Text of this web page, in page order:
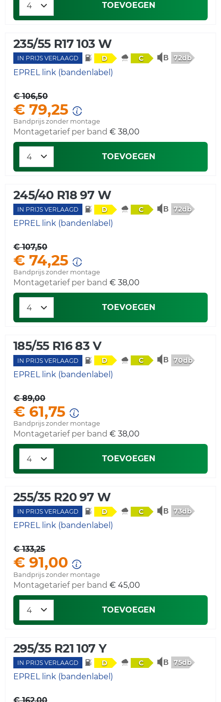
TOEVOEGEN
235/55 R17 103 W
IN PRIJS VERLAAGD D C 72db
EPREL link (bandenlabel)
€ 106,50
€ 79,25
Bandprijs zonder montage
Montagetarief per band € 38,00
TOEVOEGEN
245/40 R18 97 W
IN PRIJS VERLAAGD D C 72db
EPREL link (bandenlabel)
€ 107,50
€ 74,25
Bandprijs zonder montage
Montagetarief per band € 38,00
TOEVOEGEN
185/55 R16 83 V
IN PRIJS VERLAAGD D C 70db
EPREL link (bandenlabel)
€ 89,00
€ 61,75
Bandprijs zonder montage
Montagetarief per band € 38,00
TOEVOEGEN
255/35 R20 97 W
IN PRIJS VERLAAGD D C 73db
EPREL link (bandenlabel)
€ 133,25
€ 91,00
Bandprijs zonder montage
Montagetarief per band € 45,00
TOEVOEGEN
295/35 R21 107 Y
IN PRIJS VERLAAGD D C 75db
EPREL link (bandenlabel)